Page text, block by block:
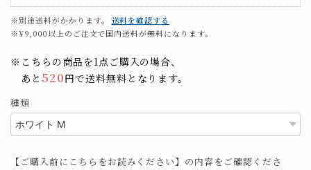
※別途送料がかかります。
送料を確認する
※¥9,000以上のご注文で国内送料が無料になります。
※こちらの商品を1点ご購入の場合、
あと 520円で送料無料となります。
種類
【ご購入前にこちらをお読みください】の内容をご確認くださ